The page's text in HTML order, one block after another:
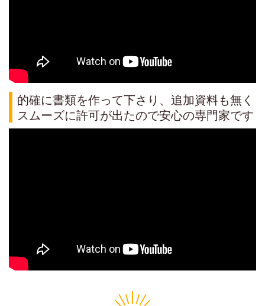
的確に書類を作って下さり、追加資料も無く
スムーズに許可が出たので安心の専門家です